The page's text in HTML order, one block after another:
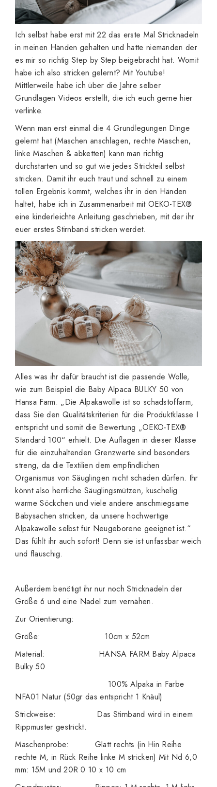
Ich selbst habe erst mit 22 das erste Mal Stricknadeln
in meinen Händen gehalten und hatte niemanden der
es mir so richtig Step by Step beigebracht hat. Womit
habe ich also stricken gelernt? Mit Youtube!
Mittlerweile habe ich über die Jahre selber
Grundlagen Videos erstellt, die ich euch gerne hier
verlinke.
Wenn man erst einmal die 4 Grundlegungen Dinge
gelernt hat (Maschen anschlagen, rechte Maschen,
linke Maschen & abketten) kann man richtig
durchstarten und so gut wie jedes Strickteil selbst
stricken. Damit ihr euch traut und schnell zu einem
tollen Ergebnis kommt, welches ihr in den Händen
haltet, habe ich in Zusammenarbeit mitOEKO-TEX®
eine kinderleichte Anleitung geschrieben, mit der ihr
euer erstes Stirnband stricken werdet.
Alles was ihr dafür braucht ist die passende Wolle,
wie zum Beispiel die Baby Alpaca BULKY 50 von
Hansa Farm. „Die Alpakawolle ist so schadstoffarm,
dass Sie den Qualitätskriterien für die Produktklasse I
entspricht und somit die Bewertung „OEKO-TEX®
Standard 100“ erhielt. Die Auflagen in dieser Klasse
für die einzuhaltenden Grenzwerte sind besonders
streng, da die Textilien dem empfindlichen
Organismus von Säuglingen nicht schaden dürfen. Ihr
könnt also herrliche Säuglingsmützen, kuschelig
warme Söckchen und viele andere anschmiegsame
Babysachen stricken, da unsere hochwertige
Alpakawolle selbst für Neugeborene geeignet ist.“
Das fühlt ihr auch sofort! Denn sie ist unfassbar weich
und flauschig.
Außerdem benötigt ihr nur noch Stricknadeln der
Größe 6 und eine Nadel zum vernähen.
Zur Orientierung:
Größe: 10cm x 52cm
Material: HANSA FARM Baby Alpaca
Bulky 50
100% Alpaka in Farbe
NFA01 Natur (50gr das entspricht 1 Knäul)
Strickweise: Das Stirnband wird in einem
Rippmuster gestrickt.
Maschenprobe: Glatt rechts (in Hin Reihe
rechte M, in Rück Reihe linke M stricken) Mit Nd 6,0
mm: 15M und 20R 0 10 x 10 cm